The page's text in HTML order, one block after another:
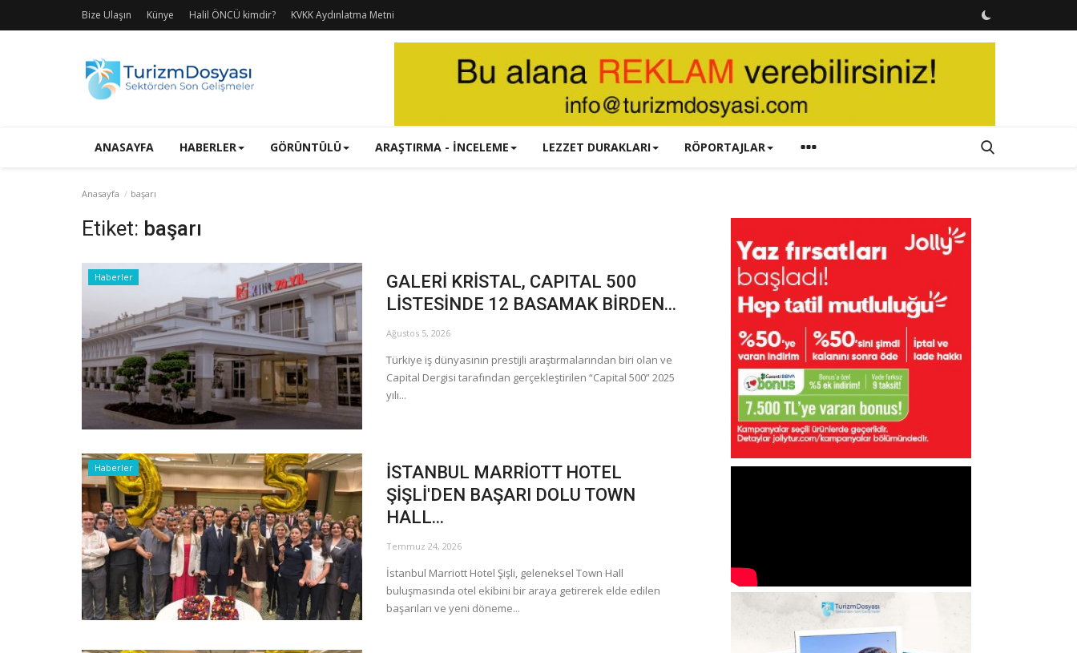
Bize Ulaşın Künye Halil ÖNCÜ kimdir? KVKK Aydınlatma Metni
ANASAYFA HABERLER GÖRÜNTÜLÜ ARAŞTIRMA - İNCELEME LEZZET DURAKLARI RÖPORTAJLAR
Anasayfa başarı
Etiket: başarı
Haberler
GALERİ KRİSTAL, CAPITAL 500
LİSTESİNDE 12 BASAMAK BİRDEN...
Ağustos 5, 2026
Türkiye iş dünyasının prestijli araştırmalarından biri olan ve
Capital Dergisi tarafından gerçekleştirilen “Capital 500” 2025
yılı...
Haberler
İSTANBUL MARRİOTT HOTEL
ŞİŞLİ'DEN BAŞARI DOLU TOWN
HALL...
Temmuz 24, 2026
İstanbul Marriott Hotel Şişli, geleneksel Town Hall
buluşmasında otel ekibini bir araya getirerek elde edilen
başarıları ve yeni döneme...